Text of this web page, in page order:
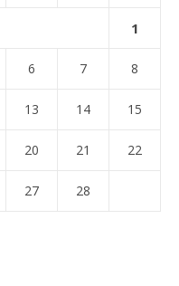
1
6 7 8
13 14 15
20 21 22
27 28